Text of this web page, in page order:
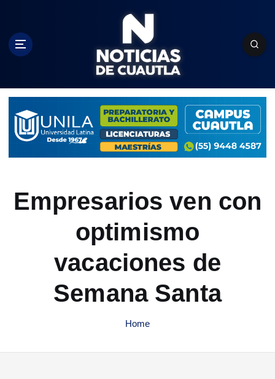
c
Empresarios ven con
optimismo
vacaciones de
Semana Santa
Home